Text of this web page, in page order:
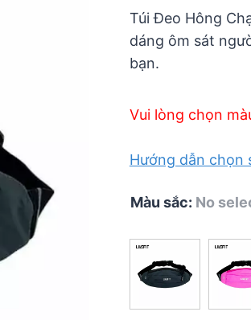
Túi Đeo Hông
dáng ôm sát
bạn.
Vui lòng chọn
Hướng dẫn chọn
Màu sắc: No